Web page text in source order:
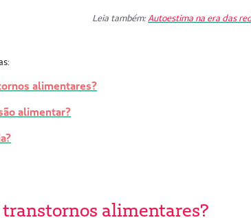
Leia também:Autoestima na era das
alimentares?
alimentar?
transtornos alimentares?